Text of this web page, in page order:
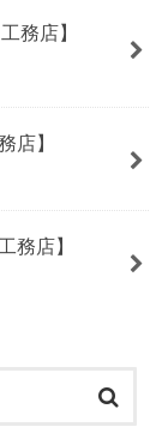
務店】
店】
務店】